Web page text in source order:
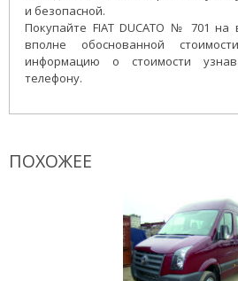
и безопасной.
Покупайте FIAT DUCATO № 701 на
вполне обоснованной
информацию о стоимости
телефону.
ПОХОЖЕЕ